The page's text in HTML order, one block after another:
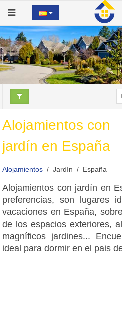
Alojamientos con
jardín en España
Alojamientos Jardín España
Alojamientos con jardín en
preferencias, son lugares
vacaciones en España,
de los espacios exteriores,
magníficos jardines...
ideal para dormir en el pais